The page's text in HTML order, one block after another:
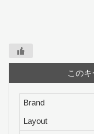
この
Brand
Layout